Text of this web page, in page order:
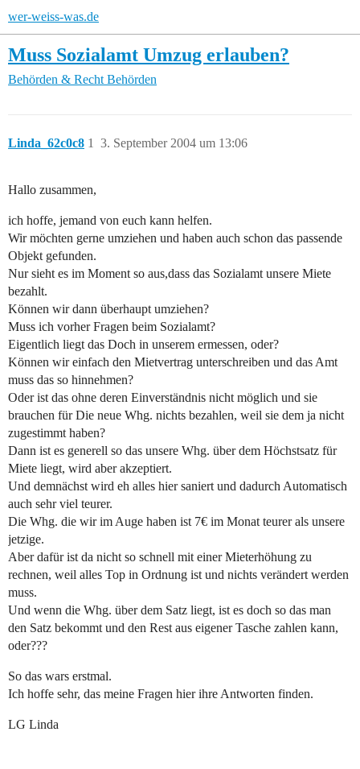
wer-weiss-was.de
Muss Sozialamt Umzug erlauben?
Behörden & Recht Behörden
Linda_62c0c8 3. September 2004 um 13:06
1
Hallo zusammen,
ich hoffe, jemand von euch kann helfen.
Wir möchten gerne umziehen und haben auch schon das passende
Objekt gefunden.
Nur sieht es im Moment so aus,dass das Sozialamt unsere Miete
bezahlt.
Können wir dann überhaupt umziehen?
Muss ich vorher Fragen beim Sozialamt?
Eigentlich liegt das Doch in unserem ermessen, oder?
Können wir einfach den Mietvertrag unterschreiben und das Amt
muss das so hinnehmen?
Oder ist das ohne deren Einverständnis nicht möglich und sie
brauchen für Die neue Whg. nichts bezahlen, weil sie dem ja nicht
zugestimmt haben?
Dann ist es generell so das unsere Whg. über dem Höchstsatz für
Miete liegt, wird aber akzeptiert.
Und demnächst wird eh alles hier saniert und dadurch Automatisch
auch sehr viel teurer.
Die Whg. die wir im Auge haben ist 7€ im Monat teurer als unsere
jetzige.
Aber dafür ist da nicht so schnell mit einer Mieterhöhung zu
rechnen, weil alles Top in Ordnung ist und nichts verändert werden
muss.
Und wenn die Whg. über dem Satz liegt, ist es doch so das man
den Satz bekommt und den Rest aus eigener Tasche zahlen kann,
oder???
So das wars erstmal.
Ich hoffe sehr, das meine Fragen hier ihre Antworten finden.
LG Linda